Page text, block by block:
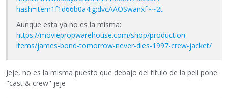
hash=item1f1d66b0a4:g:dvcAAOSwanxf~~2t
Aunque esta ya no es la misma:
https://moviepropwarehouse.com/shop/production-
items/james-bond-tomorrow-never-dies-1997-crew-jacket/
Jeje, no es la misma puesto que debajo del título de la peli pone
"cast & crew" jeje